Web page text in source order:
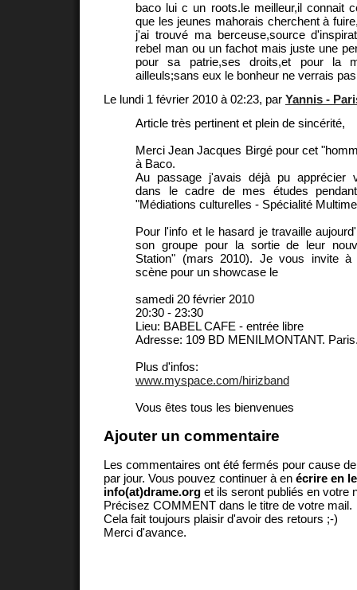
baco lui c un roots.le meilleur,il connait
que les jeunes mahorais cherchent à
j'ai trouvé ma berceuse,source
rebel man ou un fachot mais juste une
pour sa patrie,ses droits,et pour la
ailleuls;sans eux le bonheur ne verrais
Le lundi 1 février 2010 à 02:23, par Yannis -
Article très pertinent et plein de sincérité,
Merci Jean Jacques Birgé pour cet
à Baco.
Au passage j'avais déjà pu apprécier
dans le cadre de mes études
"Médiations culturelles - Spécialité
Pour l'info et le hasard je travaille
son groupe pour la sortie de leur
Station" (mars 2010). Je vous invite
scène pour un showcase le
samedi 20 février 2010
20:30 - 23:30
Lieu: BABEL CAFE - entrée libre
Adresse: 109 BD MENILMONTANT.
Plus d'infos:
www.myspace.com/hirizband
Vous êtes tous les bienvenues
Ajouter un commentaire
Les commentaires ont été fermés pour cause
par jour. Vous pouvez continuer à en écrire en
info(at)drame.org et ils seront publiés en votre
Précisez COMMENT dans le titre de votre mail.
Cela fait toujours plaisir d'avoir des retours ;-)
Merci d'avance.